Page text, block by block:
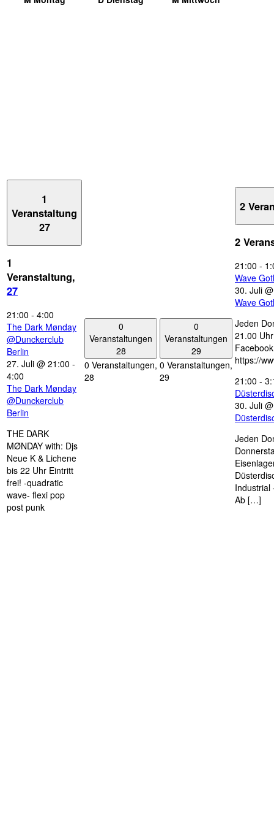
1
Veranstaltung
27
1
Veranstaltung,
27
21:00 - 4:00
The Dark Mønday
@Dunckerclub
Berlin
27. Juli @ 21:00 -
4:00
The Dark Mønday
@Dunckerclub
Berlin
THE DARK
MØNDAY with: Djs
Neue K & Lichene
bis 22 Uhr Eintritt
frei! -quadratic
wave- flexi pop
post punk
0
Veranstaltungen
28
0 Veranstaltungen,
28
0
Veranstaltungen
29
0 Veranstaltungen,
29
2
2
21:00 -
Wave
30. Juli
Wave
Jeden
21.00
https://
21:00 -
30. Juli
Jeden
Industrial
Ab […]